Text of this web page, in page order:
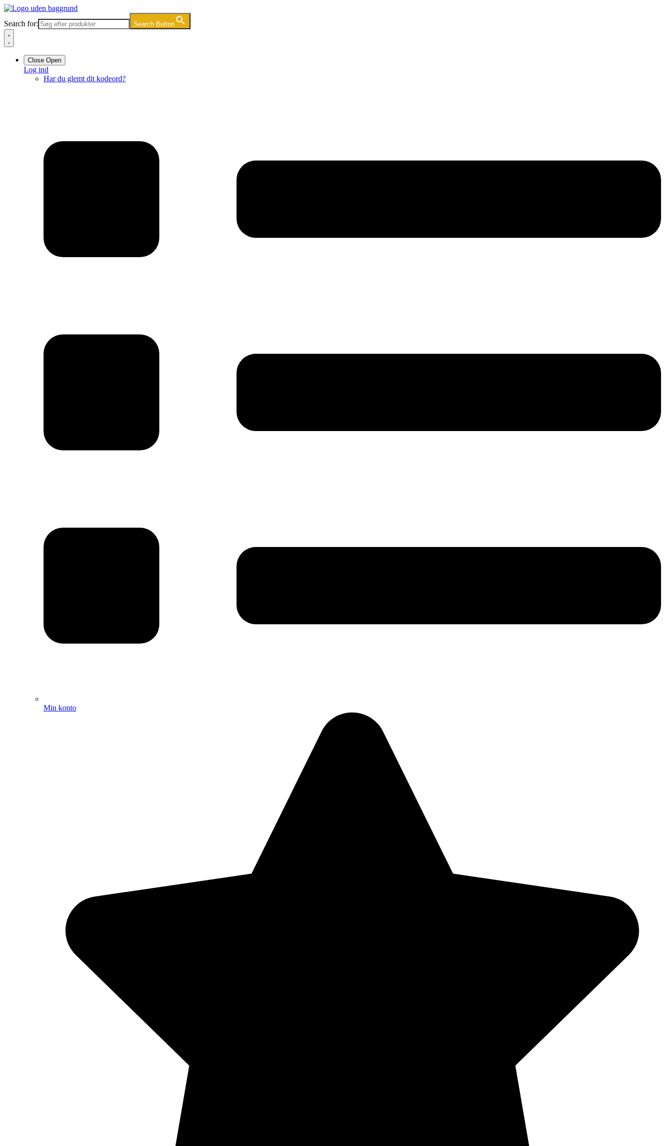
Videre
indhold
Search for: Search Button
Close Open
Log ind
Har du glemt dit kodeord?
Min konto